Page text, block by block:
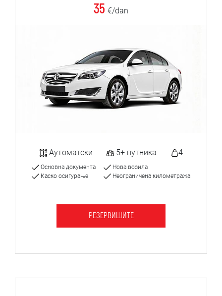
35 €/dan
Аутоматски 5+ путника 4
Основна документа
Каско осигурање
Нова возила
Неограничена километража
РЕЗЕРВИШИТЕ